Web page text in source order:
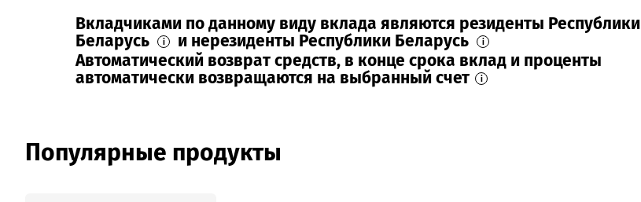
Вкладчиками по данному виду вклада являются резиденты Республики
Беларусь
i и нерезиденты Республики Беларусь i
Автоматический возврат средств, в конце срока вклад и проценты
автоматически возвращаются на выбранный счет
i
Популярные продукты